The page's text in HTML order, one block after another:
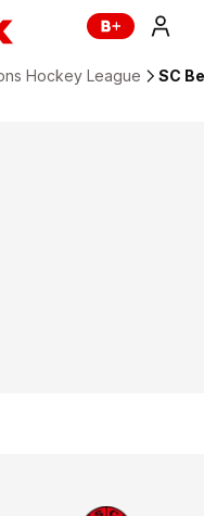
Hockey League SC